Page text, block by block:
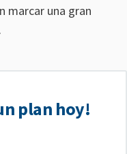
marcar una gran
plan hoy!